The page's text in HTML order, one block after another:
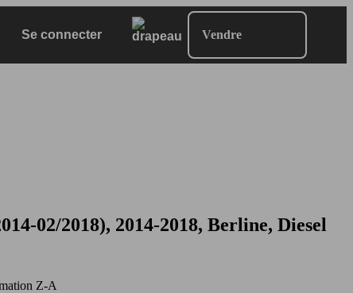
Se connecter Vendre
02/2018), 2014-2018, Berline, Diesel
Z-A